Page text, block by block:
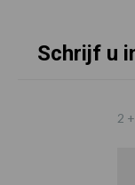
Schrijf u
2